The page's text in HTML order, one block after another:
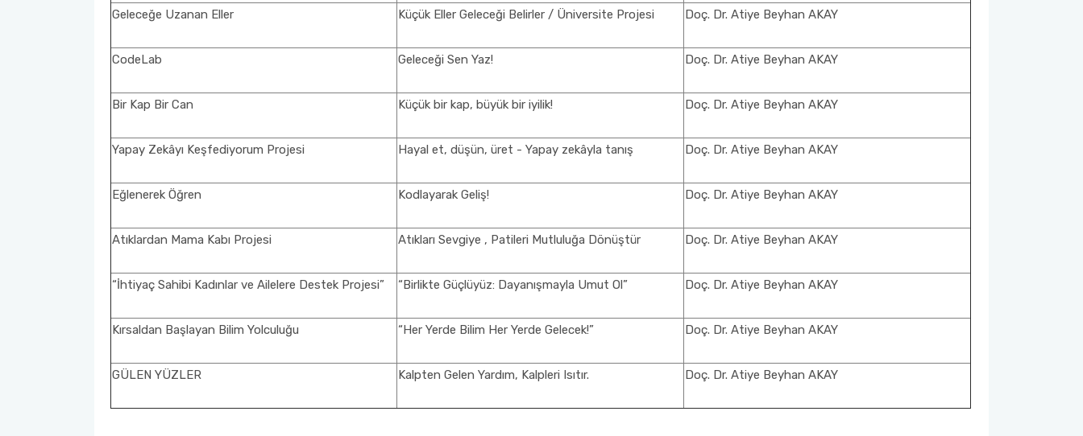
Geleceğe Uzanan Eller Küçük Eller Geleceği Belirler / Üniversite Projesi Doç. Dr. Atiye Beyhan AKAY
CodeLab Geleceği Sen Yaz! Doç. Dr. Atiye Beyhan AKAY
Bir Kap Bir Can Küçük bir kap, büyük bir iyilik! Doç. Dr. Atiye Beyhan AKAY
Yapay Zekâyı Keşfediyorum Projesi Hayal et, düşün, üret - Yapay zekâyla tanış Doç. Dr. Atiye Beyhan AKAY
Eğlenerek Öğren Kodlayarak Geliş! Doç. Dr. Atiye Beyhan AKAY
Atıklardan Mama Kabı Projesi Atıkları Sevgiye , Patileri Mutluluğa Dönüştür Doç. Dr. Atiye Beyhan AKAY
“İhtiyaç Sahibi Kadınlar ve Ailelere Destek Projesi” “Birlikte Güçlüyüz: Dayanışmayla Umut Ol” Doç. Dr. Atiye Beyhan AKAY
Kırsaldan Başlayan Bilim Yolculuğu “Her Yerde Bilim Her Yerde Gelecek!” Doç. Dr. Atiye Beyhan AKAY
GÜLEN YÜZLER Kalpten Gelen Yardım, Kalpleri Isıtır. Doç. Dr. Atiye Beyhan AKAY